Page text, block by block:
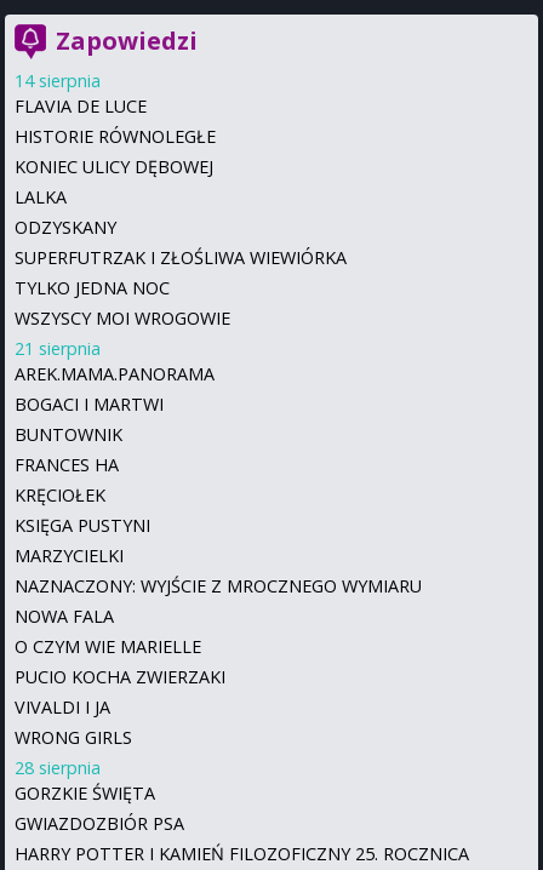
Zapowiedzi
14 sierpnia
FLAVIA DE LUCE
HISTORIE RÓWNOLEGŁE
KONIEC ULICY DĘBOWEJ
LALKA
ODZYSKANY
SUPERFUTRZAK I ZŁOŚLIWA WIEWIÓRKA
TYLKO JEDNA NOC
WSZYSCY MOI WROGOWIE
21 sierpnia
AREK.MAMA.PANORAMA
BOGACI I MARTWI
BUNTOWNIK
FRANCES HA
KRĘCIOŁEK
KSIĘGA PUSTYNI
MARZYCIELKI
NAZNACZONY: WYJŚCIE Z MROCZNEGO WYMIARU
NOWA FALA
O CZYM WIE MARIELLE
PUCIO KOCHA ZWIERZAKI
VIVALDI I JA
WRONG GIRLS
28 sierpnia
GORZKIE ŚWIĘTA
GWIAZDOZBIÓR PSA
HARRY POTTER I KAMIEŃ FILOZOFICZNY 25. ROCZNICA